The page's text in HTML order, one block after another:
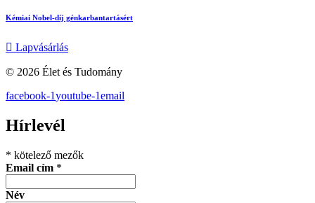
Kémiai Nobel-díj génkarbantartásért
Lapvásárlás
© 2026 Élet és Tudomány
facebook-1youtube-1email
Hírlevél
* kötelező mezők
Email cím *
Név